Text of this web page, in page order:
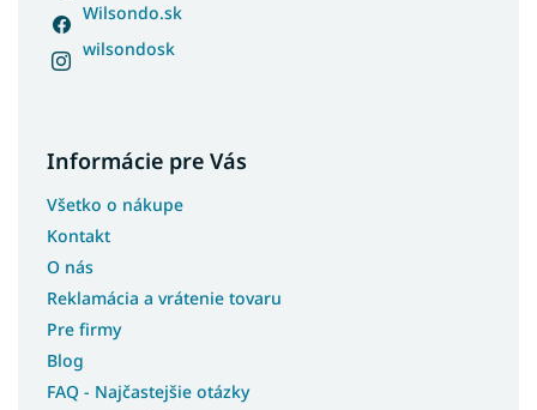
Wilsondo.sk
wilsondosk
Informácie pre Vás
Všetko o nákupe
Kontakt
O nás
Reklamácia a vrátenie tovaru
Pre firmy
Blog
FAQ - Najčastejšie otázky